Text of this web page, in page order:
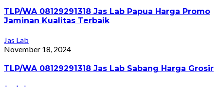
TLP/WA 08129291318 Jas Lab Papua Harga Promo
Jaminan Kualitas Terbaik
Jas Lab
November 18, 2024
TLP/WA 08129291318 Jas Lab Sabang Harga Grosir